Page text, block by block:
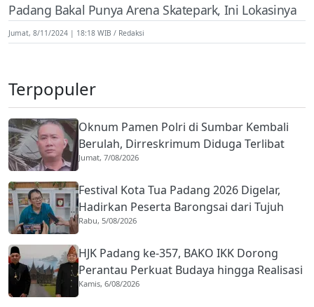
Padang Bakal Punya Arena Skatepark, Ini Lokasinya
Jumat, 8/11/2024 | 18:18 WIB Redaksi
Terpopuler
Oknum Pamen Polri di Sumbar Kembali
Berulah, Dirreskrimum Diduga Terlibat
Kekerasan dengan Seorang Sopir
Jumat, 7/08/2026
Festival Kota Tua Padang 2026 Digelar,
Hadirkan Peserta Barongsai dari Tujuh
Negara
Rabu, 5/08/2026
HJK Padang ke-357, BAKO IKK Dorong
Perantau Perkuat Budaya hingga Realisasi
Kota Gastronomi
Kamis, 6/08/2026